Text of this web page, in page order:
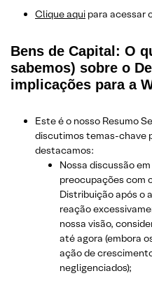
Clique aqui para acessar
Bens de Capital: O
sabemos) sobre o
implicações para a
Este é o nosso Resumo
discutimos temas-chave
destacamos:
Nossa discussão
preocupações com
Distribuição após o
reação
nossa visão,
até agora (embora
ação de
negligenciados);